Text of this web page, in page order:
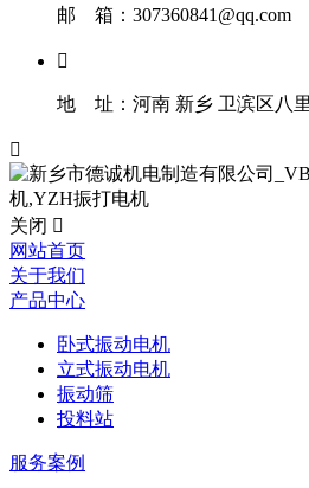
邮 箱：307360841@qq.com

地 址：河南 新乡 卫滨区八

关闭 
网站首页
关于我们
产品中心
卧式振动电机
立式振动电机
振动筛
投料站
服务案例